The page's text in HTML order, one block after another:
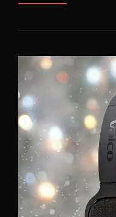
VMK25.2:
PÄIVITYS,
MUUTOS